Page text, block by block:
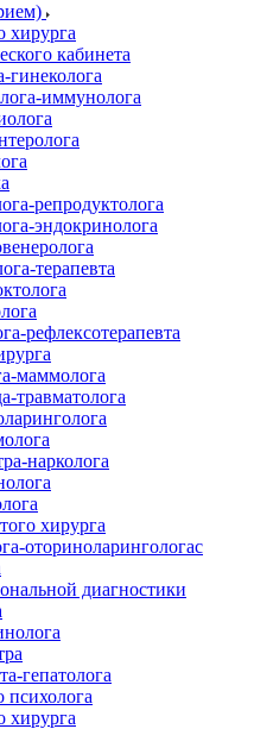
хирурга
кабинета
гинеколога
иммунолога
репродуктолога
эндокринолога
терапевта
рефлексотерапевта
маммолога
травматолога
нарколога
хирурга
оториноларингологас
диагностики
гепатолога
психолога
хирурга